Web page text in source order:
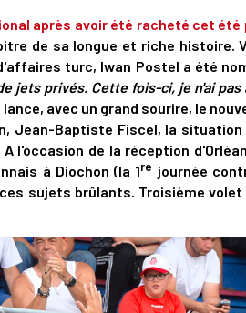
après avoir été racheté cet été
de sa longue et riche histoire.
turc, Iwan Postel a été
jets privés. Cette fois-ci, je n'ai
lance, avec un grand sourire, le
Jean-Baptiste Fiscel, la
l'occasion de la réception
à Diochon (la 1re journée
sujets brûlants. Troisième